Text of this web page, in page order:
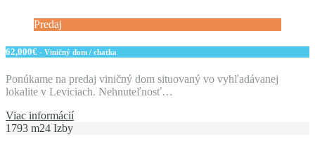
Predaj
62,000€ - Viničný dom / chatka
Ponúkame na predaj viničný dom situovaný vo vyhľadávanej
lokalite v Leviciach. Nehnuteľnosť…
Viac informácií
1793 m24 Izby